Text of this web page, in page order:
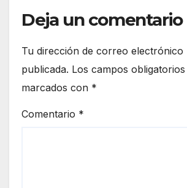
Deja un comentario
Tu dirección de correo electrónico
publicada. Los campos
marcados con *
Comentario *